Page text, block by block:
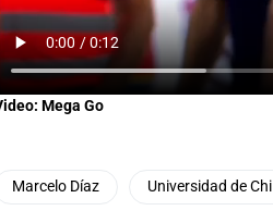
Mega Go
Marcelo Díaz Universidad de